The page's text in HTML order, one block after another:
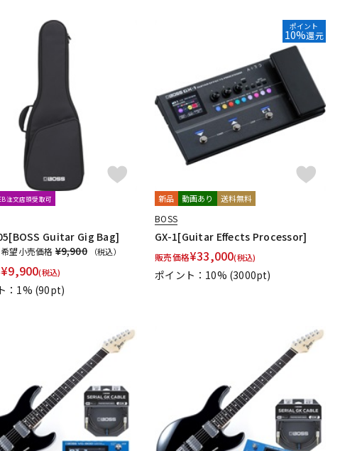
注文店頭受取可
Guitar Gig Bag]
望小売価格 ¥9,900 （税込）
¥9,900(税込)
：1% (90pt)
ポイント
10%還元
新品 動画あり 送料無料
BOSS
GX-1[Guitar Effects Processor]
販売価格¥33,000(税込)
ポイント：10% (3000pt)